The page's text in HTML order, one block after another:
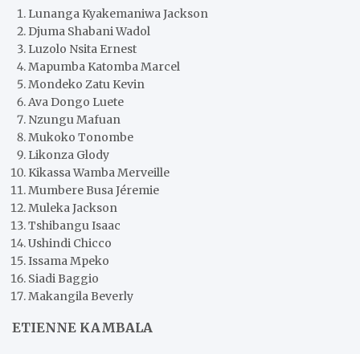
Lunanga Kyakemaniwa Jackson
Djuma Shabani Wadol
Luzolo Nsita Ernest
Mapumba Katomba Marcel
Mondeko Zatu Kevin
Ava Dongo Luete
Nzungu Mafuan
Mukoko Tonombe
Likonza Glody
Kikassa Wamba Merveille
Mumbere Busa Jéremie
Muleka Jackson
Tshibangu Isaac
Ushindi Chicco
Issama Mpeko
Siadi Baggio
Makangila Beverly
ETIENNE KAMBALA